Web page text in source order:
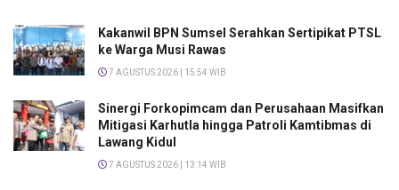
Kakanwil BPN Sumsel Serahkan Sertipikat PTSL
ke Warga Musi Rawas
7 AGUSTUS 2026 | 15:54 WIB
Sinergi Forkopimcam dan Perusahaan Masifkan
Mitigasi Karhutla hingga Patroli Kamtibmas di
Lawang Kidul
7 AGUSTUS 2026 | 13:14 WIB